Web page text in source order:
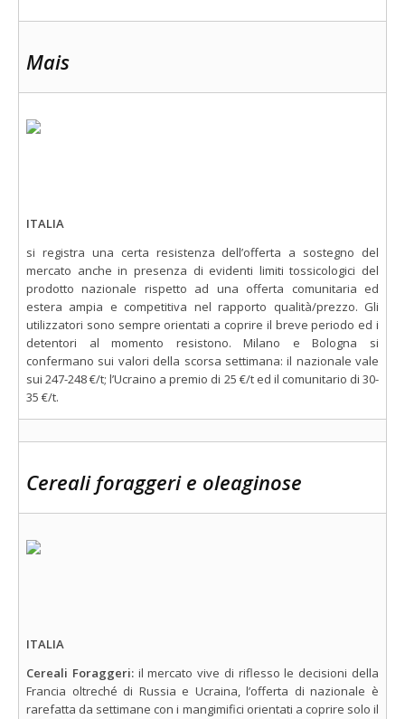
Mais
ITALIA
si registra una certa resistenza dell’offerta a sostegno del
mercato anche in presenza di evidenti limiti tossicologici del
prodotto nazionale rispetto ad una offerta comunitaria ed
estera ampia e competitiva nel rapporto qualità/prezzo. Gli
utilizzatori sono sempre orientati a coprire il breve periodo ed i
detentori al momento resistono. Milano e Bologna si
confermano sui valori della scorsa settimana: il nazionale vale
sui 247-248 €/t; l’Ucraino a premio di 25 €/t ed il comunitario di 30-
35 €/t.
Cereali foraggeri e oleaginose
ITALIA
Cereali Foraggeri: il mercato vive di riflesso le decisioni della
Francia oltreché di Russia e Ucraina, l’offerta di nazionale è
rarefatta da settimane con i mangimifici orientati a coprire solo il